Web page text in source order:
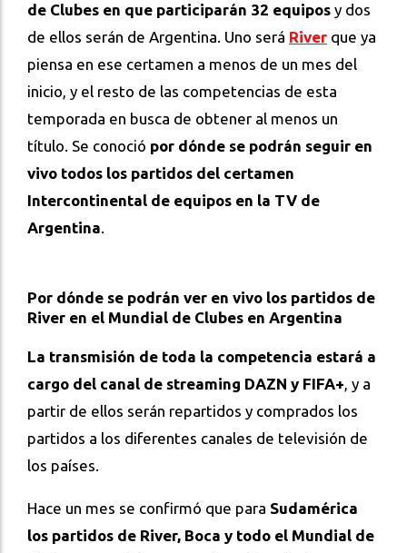
de Clubes en que participarán 32 equipos y dos
de ellos serán de Argentina. Uno será River que ya
piensa en ese certamen a menos de un mes del
inicio, y el resto de las competencias de esta
temporada en busca de obtener al menos un
título. Se conoció por dónde se podrán seguir en
vivo todos los partidos del certamen
Intercontinental de equipos en la TV de
Argentina.
Por dónde se podrán ver en vivo los partidos de
River en el Mundial de Clubes en Argentina
La transmisión de toda la competencia estará a
cargo del canal de streaming DAZN y FIFA+, y a
partir de ellos serán repartidos y comprados los
partidos a los diferentes canales de televisión de
los países.
Hace un mes se confirmó que para Sudamérica
los partidos de River, Boca y todo el Mundial de